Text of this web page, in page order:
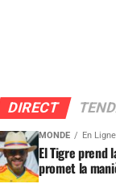
DIRECT
MONDE En
El Tigre prend
promet la